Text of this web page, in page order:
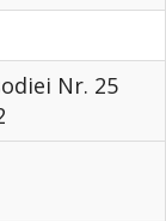
Nr. 25